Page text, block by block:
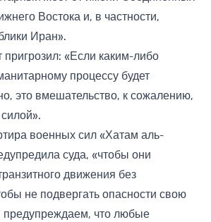
Востока и, в частности,
Иран».
«Если каким-либо
процессу будет
это вмешательство, к сожалению,
военных сил «Хатам аль-
суда, «чтобы они
движения без
не подвергать опасности свою
предупреждаем, что любые